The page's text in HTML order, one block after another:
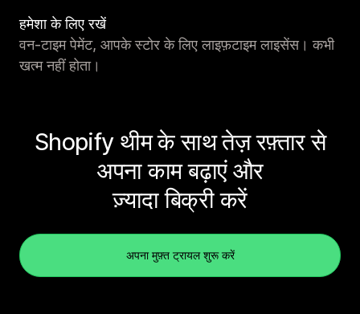
हमेशा के लिए रखें
वन-टाइम पेमेंट, आपके स्टोर के लिए लाइफ़टाइम लाइसेंस। कभी
खत्म नहीं होता।
Shopify थीम के साथ तेज़ रफ़्तार से
अपना काम बढ़ाएं और
ज़्यादा बिक्री करें
अपना मुफ़्त ट्रायल शुरू करें